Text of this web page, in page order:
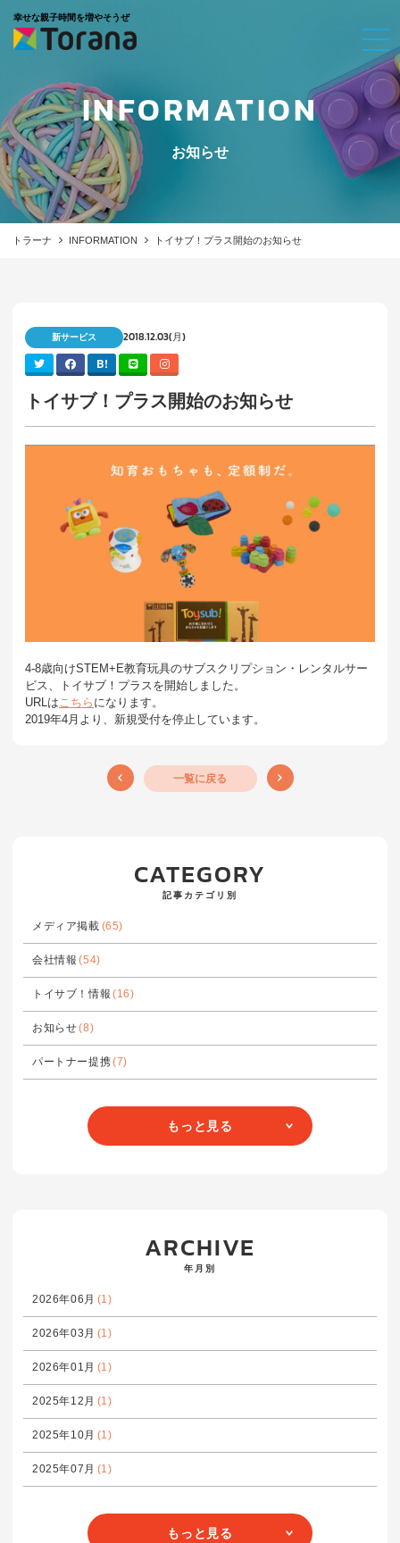
幸せな親子時間を増やそうぜ
INFORMATION
お知らせ
トラーナ INFORMATION トイサブ！プラス開始のお知らせ
新サービス 2018.12.03(月)
B!
トイサブ！プラス開始のお知らせ
4-8歳向けSTEM+E教育玩具のサブスクリプション・レンタルサー
ビス、トイサブ！プラスを開始しました。
URLはこちら になります。
2019年4月より、新規受付を停止しています。
一覧に戻る
CATEGORY
記事カテゴリ別
メディア掲載 (65)
会社情報 (54)
トイサブ！情報 (16)
お知らせ(8)
パートナー提携(7)
もっと見る
ARCHIVE
年月別
2026年06月 (1)
2026年03月 (1)
2026年01月 (1)
2025年12月 (1)
2025年10月 (1)
2025年07月 (1)
もっと見る